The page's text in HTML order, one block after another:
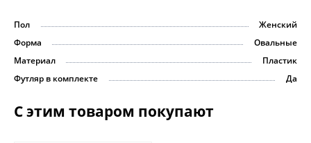
Пол
Женский
Форма
Овальные
Материал
Пластик
Футляр в комплекте
Да
С этим товаром покупают